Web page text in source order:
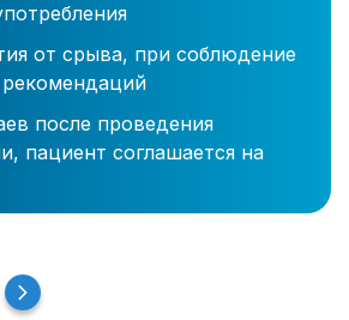
от срыва, при соблюдение
после проведения
пациент соглашается на